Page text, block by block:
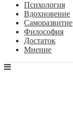
Психология
Вдохновение
Саморазвитие
Философия
Достаток
Мнение